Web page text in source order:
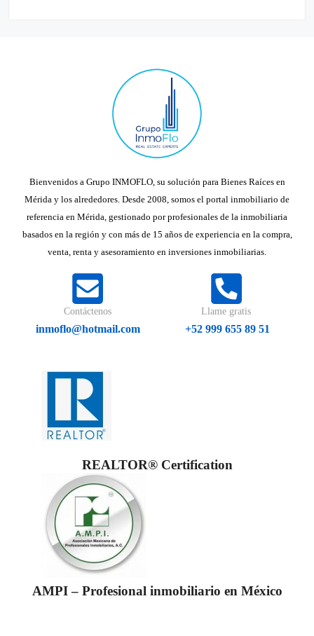
Bienvenidos a Grupo INMOFLO, su solución para Bienes Raíces en
Mérida y los alrededores. Desde 2008, somos el portal inmobiliario de
referencia en Mérida, gestionado por profesionales de la inmobiliaria
basados en la región y con más de 15 años de experiencia en la compra,
venta, renta y asesoramiento en inversiones inmobiliarias.
Contáctenos
inmoflo@hotmail.com
Llame gratis
+52 999 655 89 51
REALTOR® Certification
AMPI – Profesional inmobiliario en México